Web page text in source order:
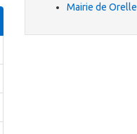
Mairie de Orelle